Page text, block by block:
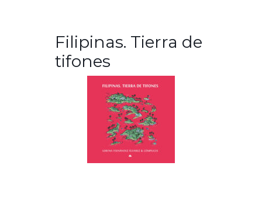
Filipinas. Tierra de
tifones